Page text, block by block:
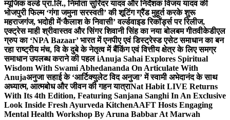
म्यूजिक वर्ल्ड प्रा.लि., निर्माता सुरिंदर यादव और निर्देशक विजय यादव की
भोजपुरी फिल्म ‘गंगा जमुना सरस्वती’ की शूटिंग ग्रैंड मुहूर्त करके शुरू
महराजगंज, भदोही में‘कैलाश के निवासी’ वर्ल्डवाइड रिकॉर्ड्स पर रिलीज,
एक्ट्रेस माही श्रीवास्तव और सिंगर शिवानी सिंह का नया बोलबम गीतवीकेडीएल
ग्रुप का ‘NPA Bazaar’ भारत में एनपीए एवं डिस्ट्रेस्ड एसेट समाधान का बन
रहा राष्ट्रीय मंच, वि के दुबे के नेतृत्व में बैंकिंग एवं वित्तीय क्षेत्र के लिए समग्र
समाधान उपलब्ध कराने की पहल iAnuja Sahai Explores Spiritual
Wisdom With Swami Abhedananda On Articulate With
Anujaअनुजा सहाई के ‘आर्टिक्युलेट विद अनुजा’ में स्वामी अभेदानंद के साथ
अध्यात्म, आत्मबोध और जीवन की गहन यात्राNat Habit LIVE Returns
With Its 4th Edition, Featuring Sanjana Sanghi In An Exclusive
Look Inside Fresh Ayurveda KitchenAAFT Hosts Engaging
Mental Health Workshop By Aruna Babbar At Marwah